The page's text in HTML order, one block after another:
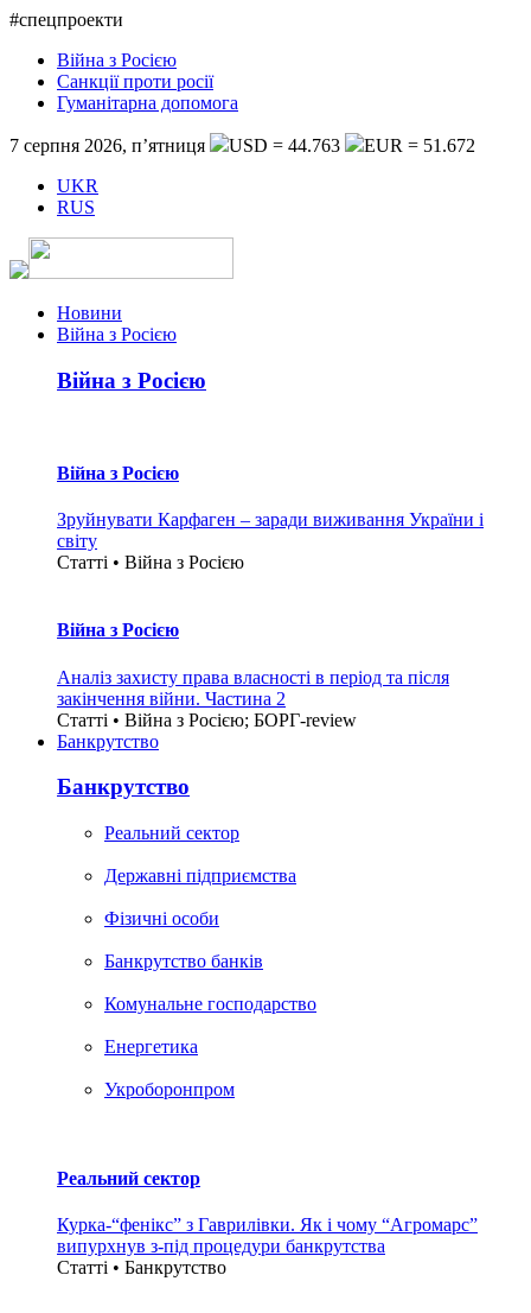
#спецпроекти
Війна з Росією
Санкції проти росії
Гуманітарна допомога
7 серпня 2026, п’ятниця USD = 44.763
EUR = 51.672
UKR
RUS
Новини
Війна з Росією
Війна з Росією
Війна з Росією
Зруйнувати Карфаген – заради виживання України і
світу
Статті • Війна з Росією
Війна з Росією
Аналіз захисту права власності в період та після
закінчення війни. Частина 2
Статті • Війна з Росією; БОРГ-review
Банкрутство
Банкрутство
Реальний сектор
Державні підприємства
Фізичні особи
Банкрутство банків
Комунальне господарство
Енергетика
Укроборонпром
Реальний сектор
Курка-“фенікс” з Гаврилівки. Як і чому “Агромарс”
випурхнув з-під процедури банкрутства
Статті • Банкрутство